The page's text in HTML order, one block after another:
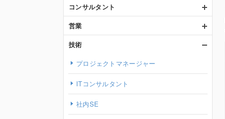
コンサルタント
営業
技術
プロジェクトマネージャー
ITコンサルタント
社内SE